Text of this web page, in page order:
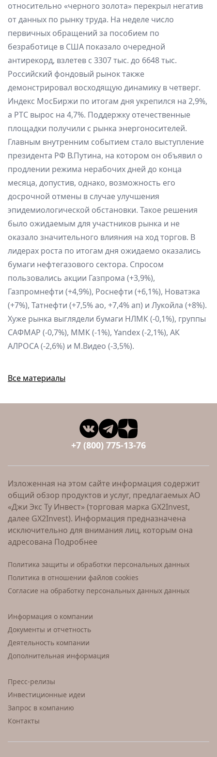
относительно «черного золота» перекрыл негатив
от данных по рынку труда. На неделе число
первичных обращений за пособием по
безработице в США показало очередной
антирекорд, взлетев с 3307 тыс. до 6648 тыс.
Российский фондовый рынок также
демонстрировал восходящую динамику в четверг.
Индекс МосБиржи по итогам дня укрепился на 2,9%,
а РТС вырос на 4,7%. Поддержку отечественные
площадки получили с рынка энергоносителей.
Главным внутренним событием стало выступление
президента РФ В.Путина, на котором он объявил о
продлении режима нерабочих дней до конца
месяца, допустив, однако, возможность его
досрочной отмены в случае улучшения
эпидемиологической обстановки. Такое решения
было ожидаемым для участников рынка и не
оказало значительного влияния на ход торгов. В
лидерах роста по итогам дня ожидаемо оказались
бумаги нефтегазового сектора. Спросом
пользовались акции Газпрома (+3,9%),
Газпромнефти (+4,9%), Роснефти (+6,1%), Новатэка
(+7%), Татнефти (+7,5% ао, +7,4% ап) и Лукойла (+8%).
Хуже рынка выглядели бумаги НЛМК (-0,1%), группы
САФМАР (-0,7%), ММК (-1%), Yandex (-2,1%), АК
АЛРОСА (-2,6%) и М.Видео (-3,5%).
Все материалы
+7 (800) 775-13-76
Изложенная на этом сайте информация содержит
общий обзор продуктов и услуг, предлагаемых АО
«Джи Экс Ту Инвест» (торговая марка GX2Invest,
далее GX2Invest). Информация предназначена
исключительно для внимания лиц, которым она
адресована Подробнее
Политика защиты и обработки персональных данных
Политика в отношении файлов cookies
Согласие на обработку персональных данных данных
Информация о компании
Документы и отчетность
Деятельность компании
Дополнительная информация
Пресс-релизы
Инвестиционные идеи
Запрос в компанию
Контакты